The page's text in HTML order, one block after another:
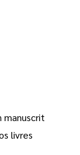
manuscrit
livres